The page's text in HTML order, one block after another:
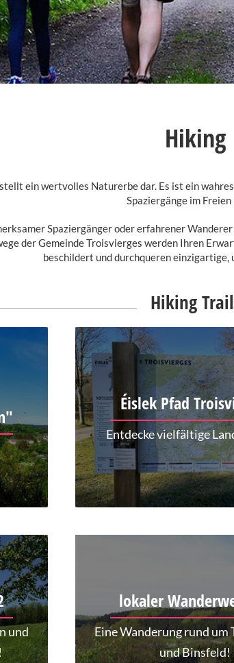
Hiking
ein wertvolles Naturerbe dar. Es ist ein
Spaziergänge im
Spaziergänger oder erfahrener
der Gemeinde Troisvierges werden Ihren
beschildert und durchqueren einzigartige,
Hiking
Éislek Pfad
Entdecke vielfältige
und
lokaler
Eine Wanderung rund um
und Binsfeld!